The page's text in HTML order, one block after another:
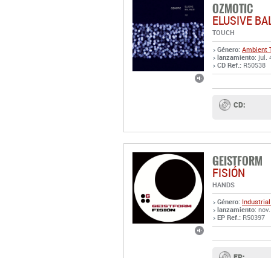
OZMOTIC
ELUSIVE
TOUCH
Género: Ambient
lanzamiento: jul.
CD Ref.: R50538
CD:
GEISTFORM
FISIÓN
HANDS
Género:
lanzamiento:
EP Ref.: R50397